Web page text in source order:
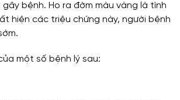
bệnh. Ho ra đờm màu vàng là tình
hiện các triệu chứng này, người bệnh
một số bệnh lý sau: